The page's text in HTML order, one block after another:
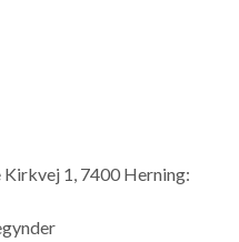
1, 7400 Herning: